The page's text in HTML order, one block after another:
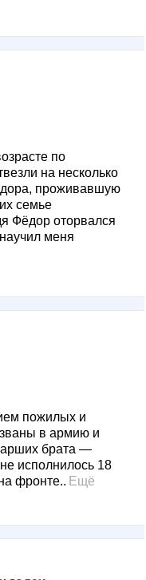
по
на несколько
проживавшую
семье
Фёдор оторвался
меня
пожилых и
в армию и
брата —
исполнилось 18
фронте.. Ещё